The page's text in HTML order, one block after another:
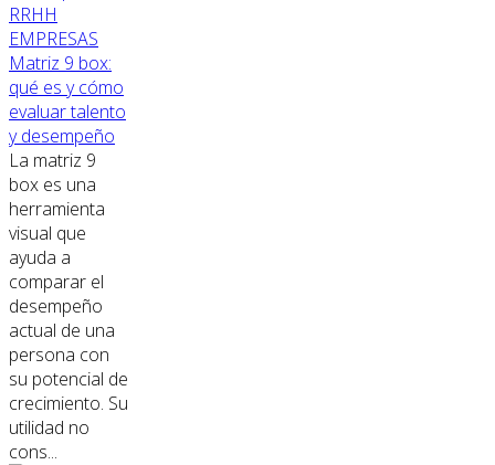
RRHH
EMPRESAS
Matriz 9 box:
qué es y cómo
evaluar talento
y desempeño
La matriz 9
box es una
herramienta
visual que
ayuda a
comparar el
desempeño
actual de una
persona con
su potencial de
crecimiento. Su
utilidad no
cons...